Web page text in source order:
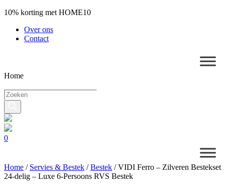
10% korting met HOME10
Over ons
Contact
Home
Producten
zoeken
0
Home / Servies & Bestek /Bestek /VIDI Ferro – Zilveren Bestekset
24-delig – Luxe 6-Persoons RVS Bestek